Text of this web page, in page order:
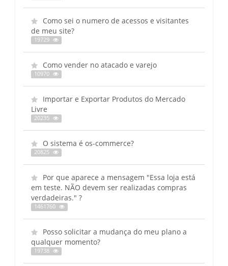
Como sei o numero de acessos e visitantes
de meu site?
19729
Como vender no atacado e varejo
10970
Importar e Exportar Produtos do Mercado
Livre
20235
O sistema é os-commerce?
20825
Por que aparece a mensagem "Essa loja está
em teste. NÃO devem ser realizadas compras
verdadeiras." ?
1461760
Posso solicitar a mudança do meu plano a
qualquer momento?
19738